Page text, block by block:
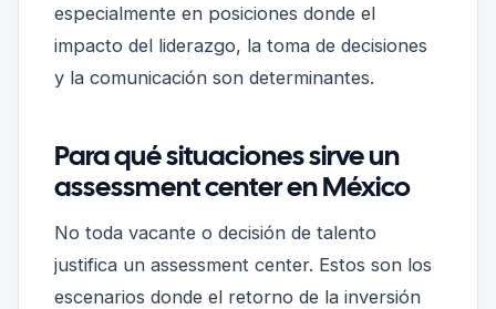
especialmente en posiciones donde el
impacto del liderazgo, la toma de decisiones
y la comunicación son determinantes.
Para qué situaciones sirve un
assessment center en México
No toda vacante o decisión de talento
justifica un assessment center. Estos son los
escenarios donde el retorno de la inversión